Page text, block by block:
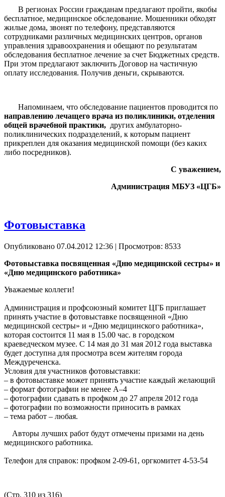
В регионах России гражданам предлагают пройти, якобы
бесплатное, медицинское обследование. Мошенники обходят
жилые дома, звонят по телефону, представляются
сотрудниками различных медицинских центров, органов
управления здравоохранения и обещают по результатам
обследования бесплатное лечение за счет Бюджетных средств.
При этом предлагают заключить Договор на частичную
оплату исследования. Получив деньги, скрываются.
Напоминаем, что обследование пациентов проводится по
направлению лечащего врача из поликлиники, отделения
общей врачебной практики, других амбулаторно-
поликлинических подразделений, к которым пациент
прикреплен для оказания медицинской помощи (без каких
либо посредников).
С уважением,
Администрация МБУЗ «ЦГБ»
Фотовыставка
Опубликовано 07.04.2012 12:36 | Просмотров: 8533
Фотовыставка посвященная «Дню медицинской сестры» и
«Дню медицинского работника»
Уважаемые коллеги!
Администрация и профсоюзный комитет ЦГБ приглашает
принять участие в фотовыставке посвященной «Дню
медицинской сестры» и «Дню медицинского работника»,
которая состоится 11 мая в 15.00 час. в городском
краеведческом музее. С 14 мая до 31 мая 2012 года выставка
будет доступна для просмотра всем жителям города
Междуреченска.
Условия для участников фотовыставки:
– в фотовыставке может принять участие каждый желающий
– формат фотографии не менее А–4
– фотографии сдавать в профком до 27 апреля 2012 года
– фотографии по возможности приносить в рамках
– тема работ – любая.
Авторы лучших работ будут отмечены призами на день
медицинского работника.
Телефон для справок: профком 2-09-61, оргкомитет 4-53-54
(Стр. 310 из 316)